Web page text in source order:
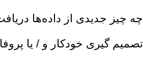
چه چیز جدیدی از داده‌ها
تصمیم گیری خودکار و / یا